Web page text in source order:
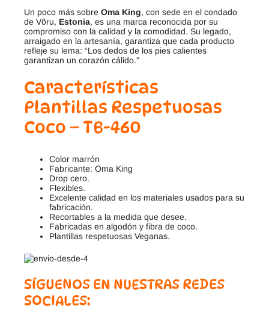
Un poco más sobre Oma King, con sede en el condado
de Võru, Estonia, es una marca reconocida por su
compromiso con la calidad y la comodidad. Su legado,
arraigado en la artesanía, garantiza que cada producto
refleje su lema: “Los dedos de los pies calientes
garantizan un corazón cálido.”
Características
Plantillas Respetuosas
Coco – TB-460
Color marrón
Fabricante: Oma King
Drop cero.
Flexibles.
Excelente calidad en los materiales usados para su
fabricación.
Recortables a la medida que desee.
Fabricadas en algodón y fibra de coco.
Plantillas respetuosas Veganas.
SÍGUENOS EN NUESTRAS REDES
SOCIALES: